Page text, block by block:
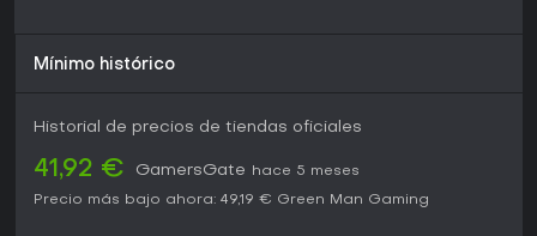
Mínimo histórico
Historial de precios de tiendas oficiales
41,92 € GamersGate
hace 5 meses
Precio más bajo ahora: 49,19 € Green Man Gaming